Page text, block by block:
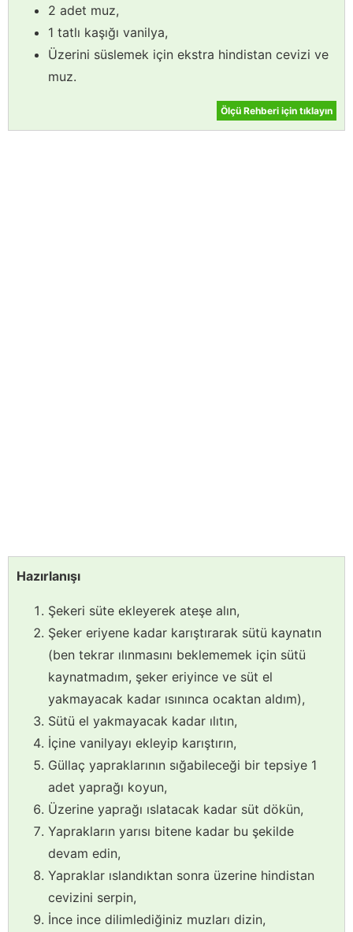
2 adet muz,
1 tatlı kaşığı vanilya,
Üzerini süslemek için ekstra hindistan cevizi ve
muz.
Ölçü Rehberi için tıklayın
Hazırlanışı
Şekeri süte ekleyerek ateşe alın,
Şeker eriyene kadar karıştırarak sütü kaynatın
(ben tekrar ılınmasını beklememek için sütü
kaynatmadım, şeker eriyince ve süt el
yakmayacak kadar ısınınca ocaktan aldım),
Sütü el yakmayacak kadar ılıtın,
İçine vanilyayı ekleyip karıştırın,
Güllaç yapraklarının sığabileceği bir tepsiye 1
adet yaprağı koyun,
Üzerine yaprağı ıslatacak kadar süt dökün,
Yaprakların yarısı bitene kadar bu şekilde
devam edin,
Yapraklar ıslandıktan sonra üzerine hindistan
cevizini serpin,
İnce ince dilimlediğiniz muzları dizin,